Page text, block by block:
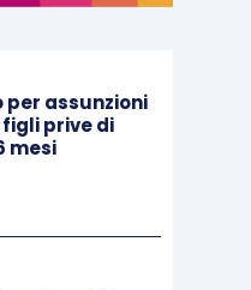
per assunzioni
prive di
mesi